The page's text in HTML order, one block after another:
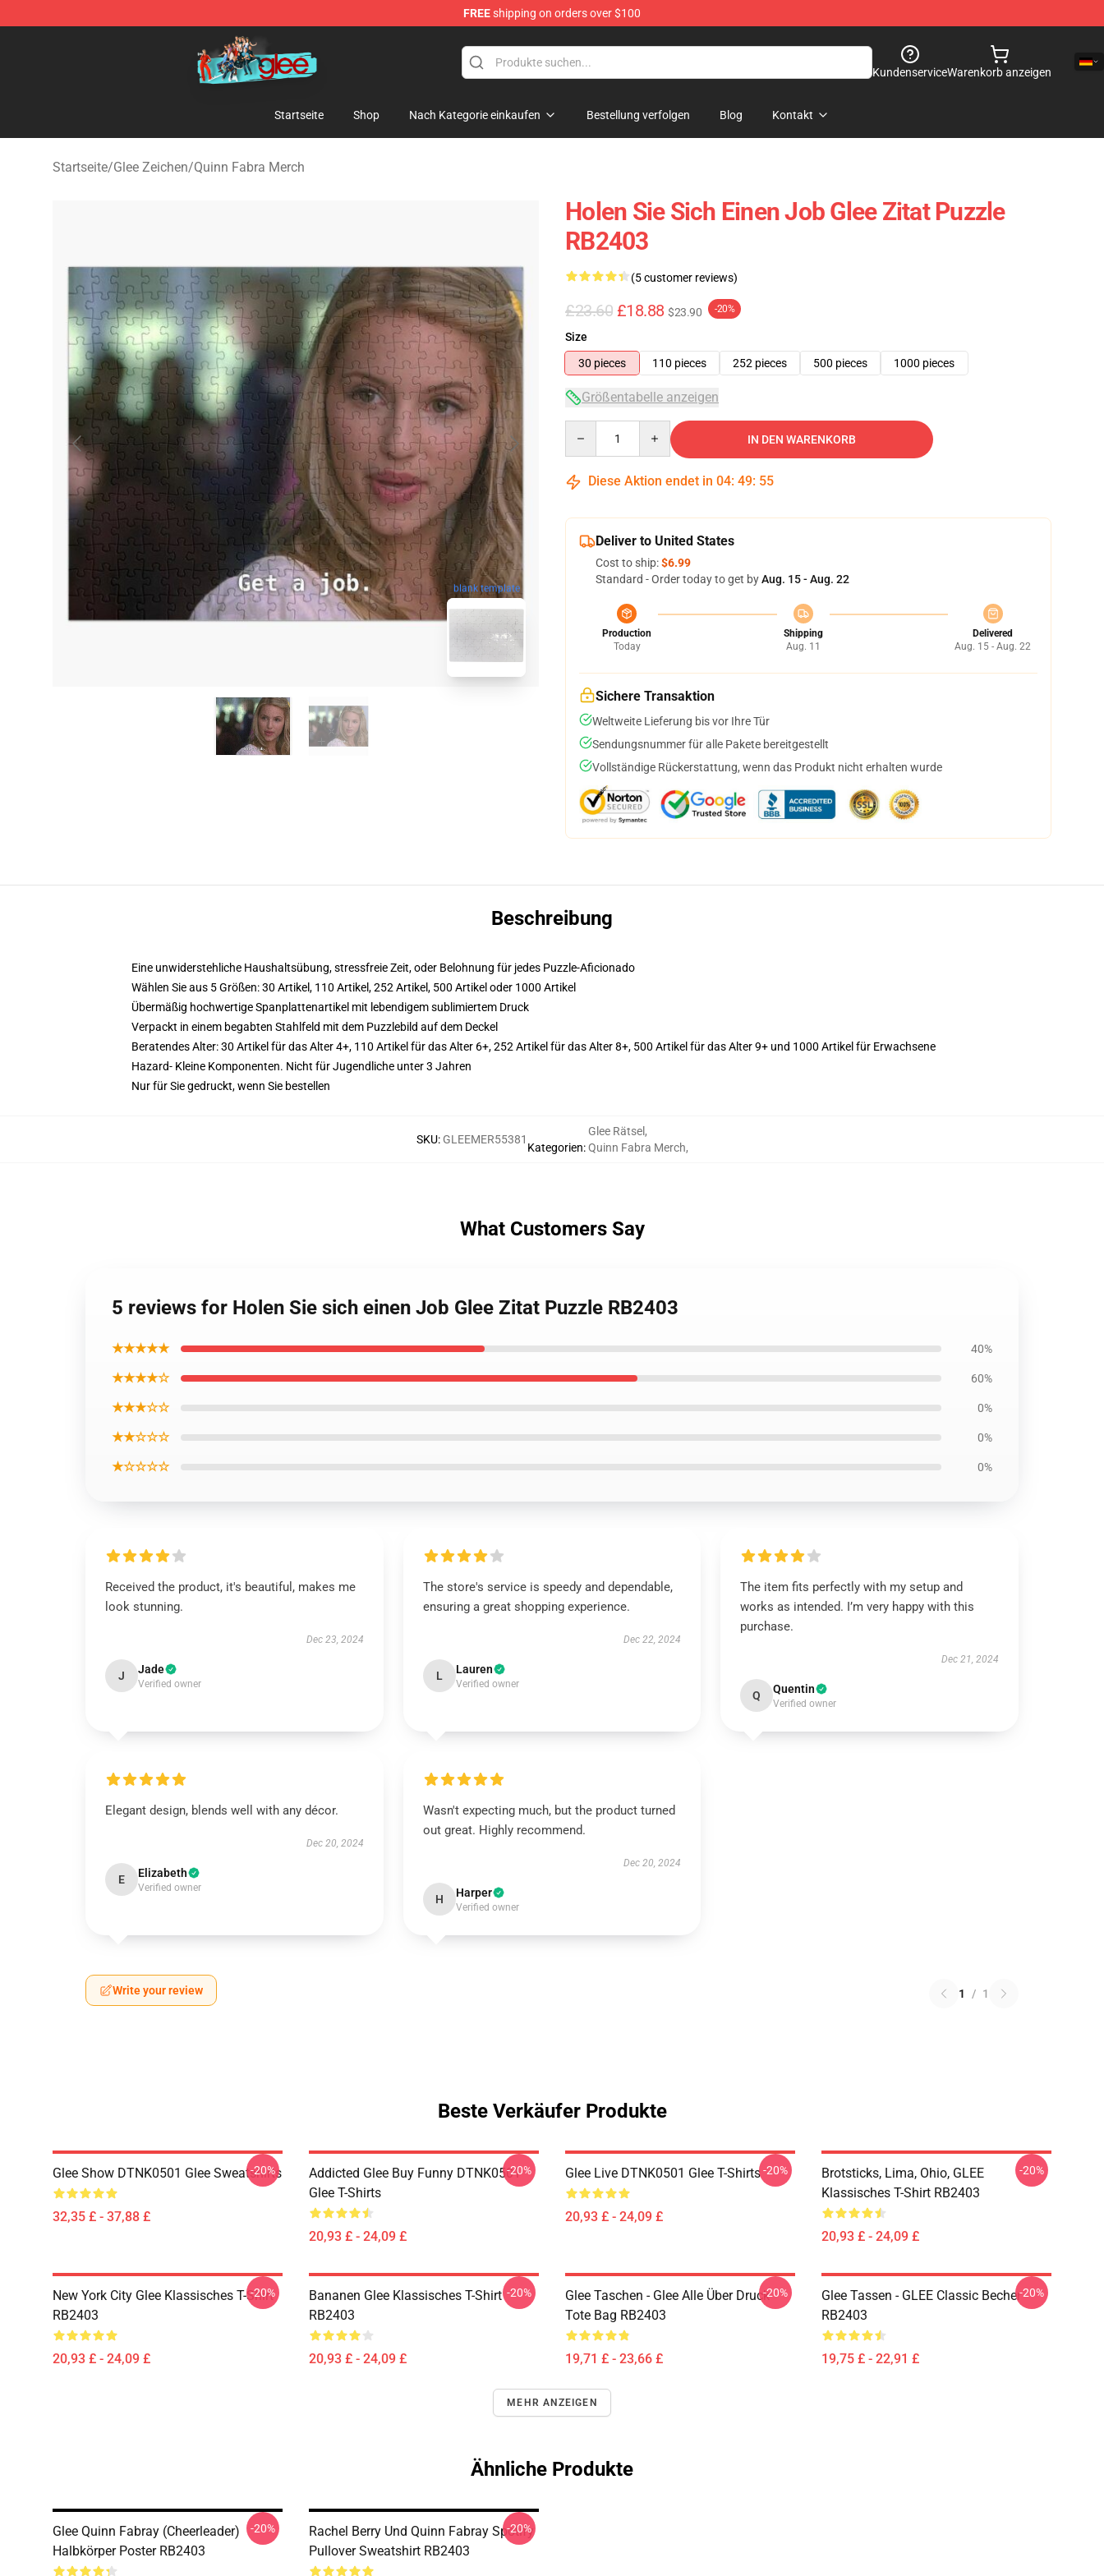
FREEshipping on orders over $100
Glee Store - Official Glee Merchandise Shop
KundenserviceWarenkorb anzeigen
Startseite Shop Nach Kategorie einkaufen Bestellung verfolgen Blog Kontakt
Startseite/Glee Zeichen/Quinn Fabra Merch
blank template
Holen Sie Sich Einen Job Glee Zitat Puzzle
RB2403
(5 customer reviews)
£23.60 £18.88 $23.90 -20%
Size
30 pieces
110 pieces 252 pieces 500 pieces 1000 pieces
Größentabelle anzeigen
IN DEN WARENKORB
Diese Aktion endet in 04: 49: 54
Deliver to United States
Cost to ship:$6.99
Standard - Order today to get byAug. 15 - Aug. 22
Production
Today
Shipping
Aug. 11
Delivered
Aug. 15 - Aug. 22
Sichere Transaktion
Weltweite Lieferung bis vor Ihre Tür
Sendungsnummer für alle Pakete bereitgestellt
Vollständige Rückerstattung, wenn das Produkt nicht erhalten wurde
Beschreibung
Eine unwiderstehliche Haushaltsübung, stressfreie Zeit, oder Belohnung für jedes Puzzle-Aficionado
Wählen Sie aus 5 Größen: 30 Artikel, 110 Artikel, 252 Artikel, 500 Artikel oder 1000 Artikel
Übermäßig hochwertige Spanplattenartikel mit lebendigem sublimiertem Druck
Verpackt in einem begabten Stahlfeld mit dem Puzzlebild auf dem Deckel
Beratendes Alter: 30 Artikel für das Alter 4+, 110 Artikel für das Alter 6+, 252 Artikel für das Alter 8+, 500 Artikel für das Alter 9+ und 1000 Artikel für Erwachsene
Hazard- Kleine Komponenten. Nicht für Jugendliche unter 3 Jahren
Nur für Sie gedruckt, wenn Sie bestellen
SKU: GLEEMER55381
Kategorien:
Glee Rätsel ,
Quinn Fabra Merch,
What Customers Say
5 reviews for Holen Sie sich einen Job Glee Zitat Puzzle RB2403
★★★★★ 40%
★★★★☆ 60%
★★★☆☆ 0%
★★☆☆☆ 0%
★☆☆☆☆ 0%
Received the product, it's beautiful, makes me
look stunning.
Dec 23, 2024
J Jade
Verified owner
The store's service is speedy and dependable,
ensuring a great shopping experience.
Dec 22, 2024
L Lauren
Verified owner
The item fits perfectly with my setup and
works as intended. I’m very happy with this
purchase.
Dec 21, 2024
Q Quentin
Verified owner
Elegant design, blends well with any décor.
Dec 20, 2024
E Elizabeth
Verified owner
Wasn't expecting much, but the product turned
out great. Highly recommend.
Dec 20, 2024
H Harper
Verified owner
Write your review 1 / 1
Beste Verkäufer Produkte
Glee Show DTNK0501 Glee Sweatshirts
32,35 £ - 37,88 £
-20%
Addicted Glee Buy Funny DTNK0501
Glee T-Shirts
20,93 £ - 24,09 £
-20% Glee Live DTNK0501 Glee T-Shirts
20,93 £ - 24,09 £
-20%
Brotsticks, Lima, Ohio, GLEE
Klassisches T-Shirt RB2403
20,93 £ - 24,09 £
-20%
New York City Glee Klassisches T-Shirt
RB2403
20,93 £ - 24,09 £
-20%
Bananen Glee Klassisches T-Shirt
RB2403
20,93 £ - 24,09 £
-20%
Glee Taschen - Glee Alle Über Druck
Tote Bag RB2403
19,71 £ - 23,66 £
-20%
Glee Tassen - GLEE Classic Becher
RB2403
19,75 £ - 22,91 £
-20%
MEHR ANZEIGEN
Ähnliche Produkte
Glee Quinn Fabray (Cheerleader)
Halbkörper Poster RB2403
-20%
Rachel Berry Und Quinn Fabray Spotify
Pullover Sweatshirt RB2403
-20%